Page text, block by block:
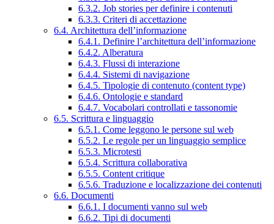
6.3.2. Job stories per definire i contenuti
6.3.3. Criteri di accettazione
6.4. Architettura dell’informazione
6.4.1. Definire l’architettura dell’informazione
6.4.2. Alberatura
6.4.3. Flussi di interazione
6.4.4. Sistemi di navigazione
6.4.5. Tipologie di contenuto (content type)
6.4.6. Ontologie e standard
6.4.7. Vocabolari controllati e tassonomie
6.5. Scrittura e linguaggio
6.5.1. Come leggono le persone sul web
6.5.2. Le regole per un linguaggio semplice
6.5.3. Microtesti
6.5.4. Scrittura collaborativa
6.5.5. Content critique
6.5.6. Traduzione e localizzazione dei contenuti
6.6. Documenti
6.6.1. I documenti vanno sul web
6.6.2. Tipi di documenti